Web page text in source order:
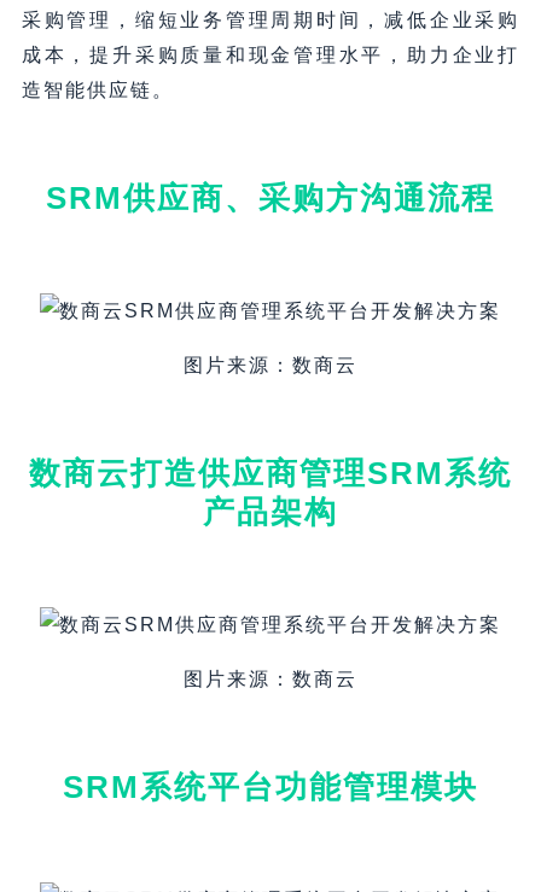
采购管理，缩短业务管理周期时间，减低企业采购
成本，提升采购质量和现金管理水平，助力企业打
造智能供应链。
SRM供应商、采购方沟通流程
图片来源：数商云
数商云打造供应商管理SRM系统
产品架构
图片来源：数商云
SRM系统平台功能管理模块